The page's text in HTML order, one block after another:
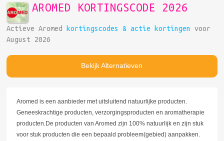
AROMED KORTINGSCODE 2026
Actieve Aromed kortingscodes & actie kortingen
voor
August 2026
Bekijk Alternatieven
Aromed is een aanbieder met uitsluitend natuurlijke producten.
Geneeskrachtige producten, verzorgingsproducten en aromatherapie
producten.De producten van Aromed zijn 100% natuurlijk en zijn stuk
voor stuk producten die een bepaald probleem(gebied) aanpakken.